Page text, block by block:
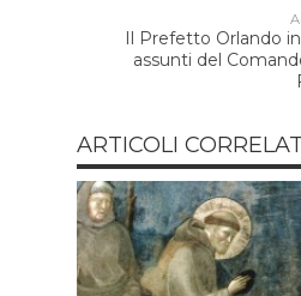
Il Prefetto Orlando
assunti del
ARTICOLI